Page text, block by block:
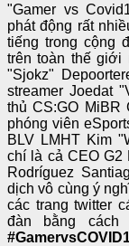
"Gamer vs
phát động rất
tiếng trong cộng
trên toàn thế giới
"Sjokz"
streamer Joedat
thủ CS:GO MiBR
phóng viên
BLV LMHT Kim
chí là cả CEO G2
Rodríguez
dịch vô cùng ý
các trang twitter
đàn bằng cách